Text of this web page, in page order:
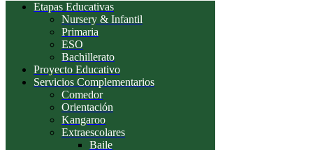
Etapas Educativas
Nursery & Infantil
Primaria
ESO
Bachillerato
Proyecto Educativo
Servicios Complementarios
Comedor
Orientación
Kangaroo
Extraescolares
Baile